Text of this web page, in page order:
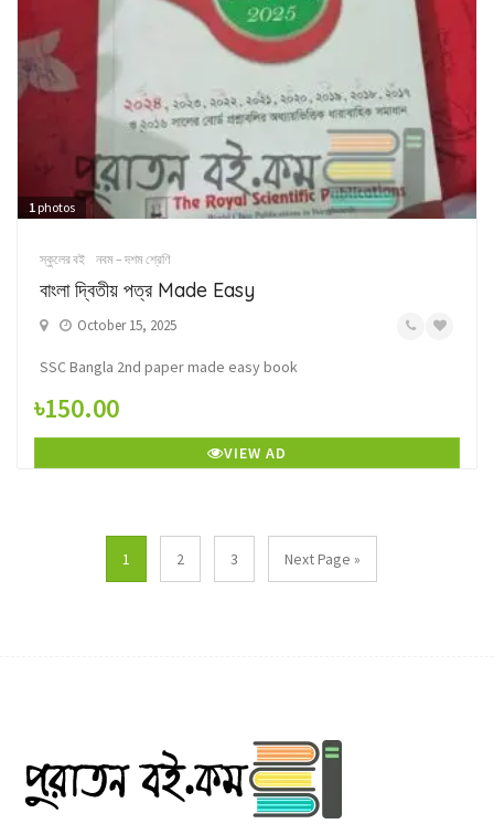
1 photos
স্কুলের বই নবম – দশম শ্রেণি
বাংলা দ্বিতীয় পত্র Made Easy
October 15, 2025
SSC Bangla 2nd paper made easy book
৳150.00
VIEW AD
1 2 3 Next Page »